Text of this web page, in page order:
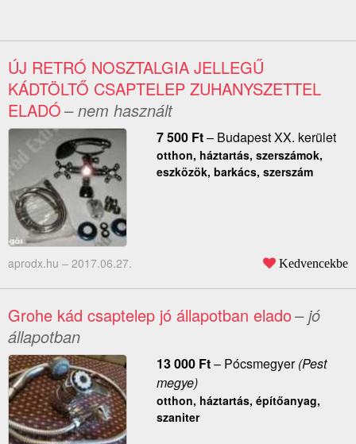
ÚJ RETRÓ NOSZTALGIA JELLEGŰ
KÁDTÖLTŐ CSAPTELEP ZUHANYSZETTEL
ELADÓ– nem használt
7 500 Ft– Budapest XX. kerület
otthon, háztartás, szerszámok,
eszközök, barkács, szerszám
aprodx.hu – 2017.06.27. Kedvencekbe
Grohe kád csaptelep jó állapotban elado– jó
állapotban
13 000 Ft– Pócsmegyer(Pest
megye)
otthon, háztartás, építőanyag,
szaniter